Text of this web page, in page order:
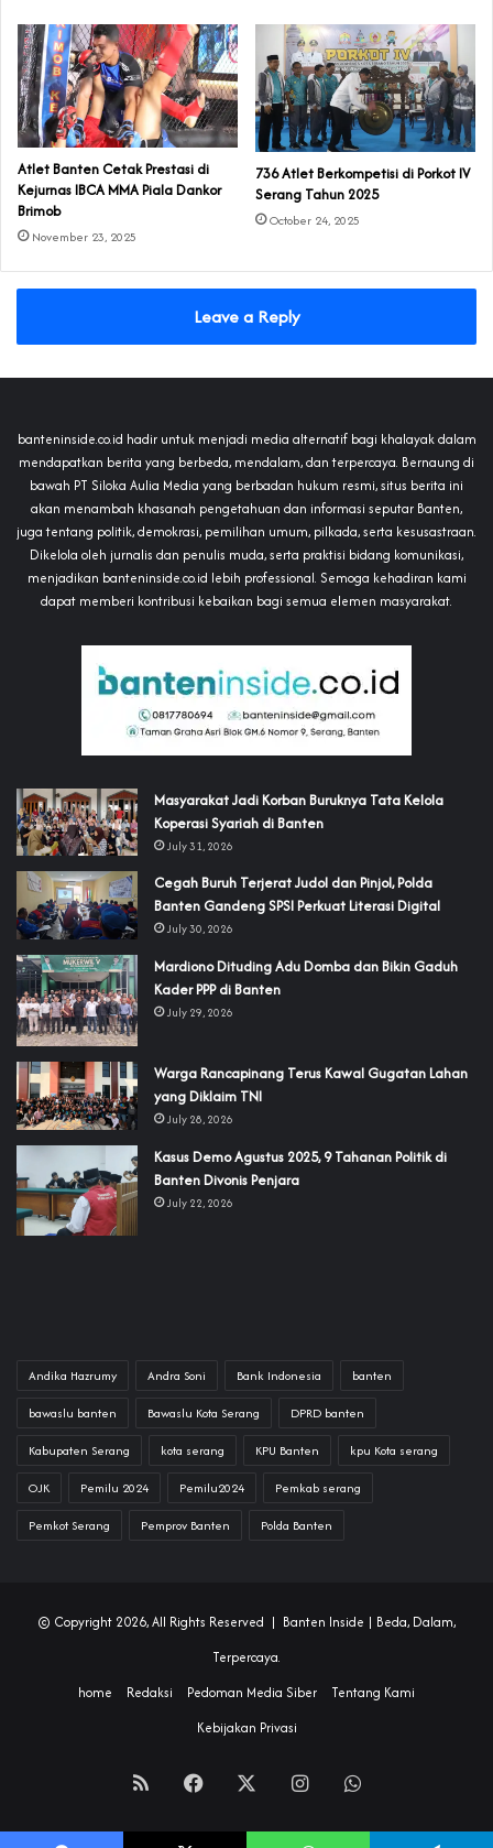
Atlet Banten Cetak Prestasi di
Kejurnas IBCA MMA Piala Dankor
Brimob
November 23, 2025
‎736 Atlet Berkompetisi di Porkot IV
Serang Tahun 2025
October 24, 2025
Leave a Reply
banteninside.co.id hadir untuk menjadi media alternatif bagi khalayak dalam
mendapatkan berita yang berbeda, mendalam, dan terpercaya. Bernaung di
bawah PT Siloka Aulia Media yang berbadan hukum resmi, situs berita ini
akan menambah khasanah pengetahuan dan informasi seputar Banten,
juga tentang politik, demokrasi, pemilihan umum, pilkada, serta kesusastraan.
Dikelola oleh jurnalis dan penulis muda, serta praktisi bidang komunikasi,
menjadikan banteninside.co.id lebih professional. Semoga kehadiran kami
dapat memberi kontribusi kebaikan bagi semua elemen masyarakat.
‎Masyarakat Jadi Korban Buruknya Tata Kelola
Koperasi Syariah di Banten
July 31, 2026
Cegah Buruh Terjerat Judol dan Pinjol, Polda
Banten Gandeng SPSI Perkuat Literasi Digital
July 30, 2026
‎Mardiono Dituding Adu Domba dan Bikin Gaduh
Kader PPP di Banten
July 29, 2026
‎Warga Rancapinang Terus Kawal Gugatan Lahan
yang Diklaim TNI‎‎
July 28, 2026
‎Kasus Demo Agustus 2025, 9 Tahanan Politik di
Banten Divonis Penjara
July 22, 2026
Andika Hazrumy Andra Soni Bank Indonesia banten
bawaslu banten Bawaslu Kota Serang DPRD banten
Kabupaten Serang kota serang KPU Banten kpu Kota serang
OJK Pemilu 2024 Pemilu2024 Pemkab serang
Pemkot Serang Pemprov Banten Polda Banten
© Copyright 2026, All Rights Reserved | Banten Inside | Beda, Dalam,
Terpercaya.
home
Redaksi Pedoman Media Siber
Tentang Kami
Kebijakan Privasi
RSS Facebook InstagramWhatsApp